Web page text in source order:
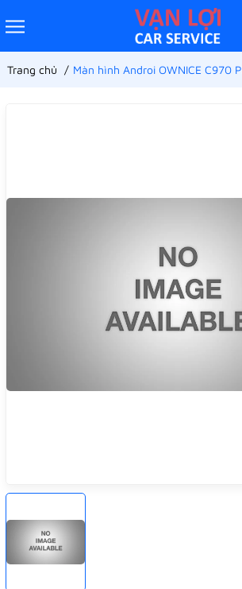
Trang chủ Màn hình Androi OWNICE C970